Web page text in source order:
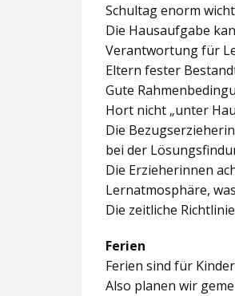
Schultag enorm
Die Hausaufgabe
Verantwortung für
Eltern fester
Gute
Hort nicht „unter
Die
bei der
Die Erzieherinnen
Lernatmosphäre,
Die zeitliche
Ferien
Ferien sind für
Also planen wir